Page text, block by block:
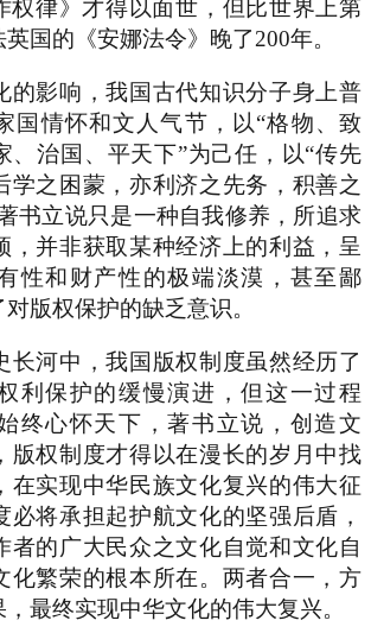
律》才得以面世，但比世界上第
国的《安娜法令》晚了200年。
的影响，我国古代知识分子身上普
国情怀和文人气节，以“格物、致
、治国、平天下”为己任，以“传先
学之困蒙，亦利济之先务，积善之
书立说只是一种自我修养，所追求
，并非获取某种经济上的利益，呈
性和财产性的极端淡漠，甚至鄙
版权保护的缺乏意识。
长河中，我国版权制度虽然经历了
利保护的缓慢演进，但这一过程
终心怀天下，著书立说，创造文
版权制度才得以在漫长的岁月中找
在实现中华民族文化复兴的伟大征
必将承担起护航文化的坚强后盾，
者的广大民众之文化自觉和文化自
化繁荣的根本所在。两者合一，方
最终实现中华文化的伟大复兴。